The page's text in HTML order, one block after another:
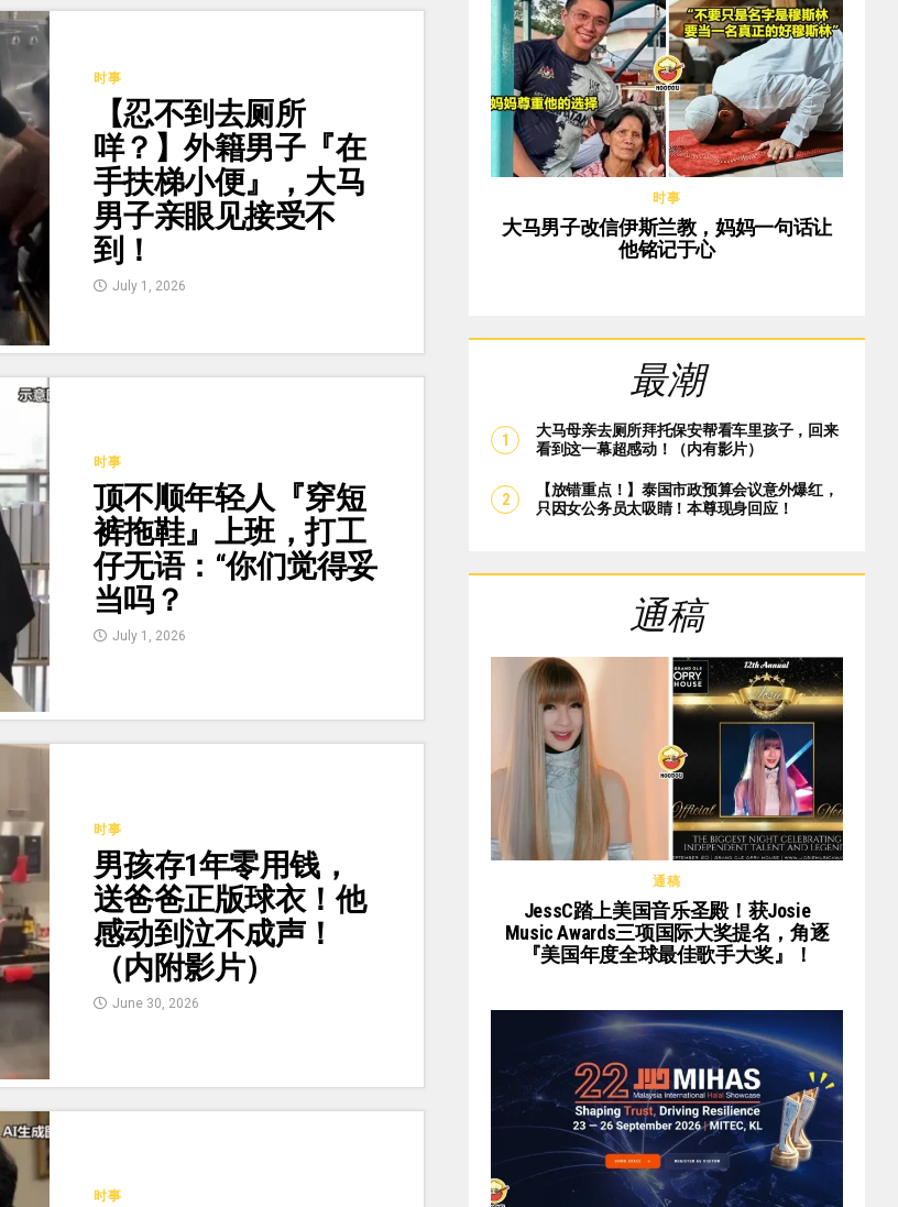
时事
【忍不到去厕所
咩？】外籍男子『在
手扶梯小便』，大马
男子亲眼见接受不
到！
July 1, 2026
时事
顶不顺年轻人『穿短
裤拖鞋』上班，打工
仔无语：“你们觉得妥
当吗？
July 1, 2026
时事
男孩存1年零用钱，
送爸爸正版球衣！他
感动到泣不成声！
（内附影片）
June 30, 2026
时事
时事
大马男子改信伊斯兰教，妈妈一句话让
他铭记于心
最潮
大马母亲去厕所拜托保安帮看车里孩子，回来
看到这一幕超感动！（内有影片）
【放错重点！】泰国市政预算会议意外爆红，
只因女公务员太吸睛！本尊现身回应！
通稿
通稿
JessC踏上美国音乐圣殿！获Josie
Music Awards三项国际大奖提名，角逐
『美国年度全球最佳歌手大奖』！